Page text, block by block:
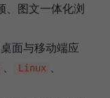
、图文一体化浏
桌面与移动端应
Linux